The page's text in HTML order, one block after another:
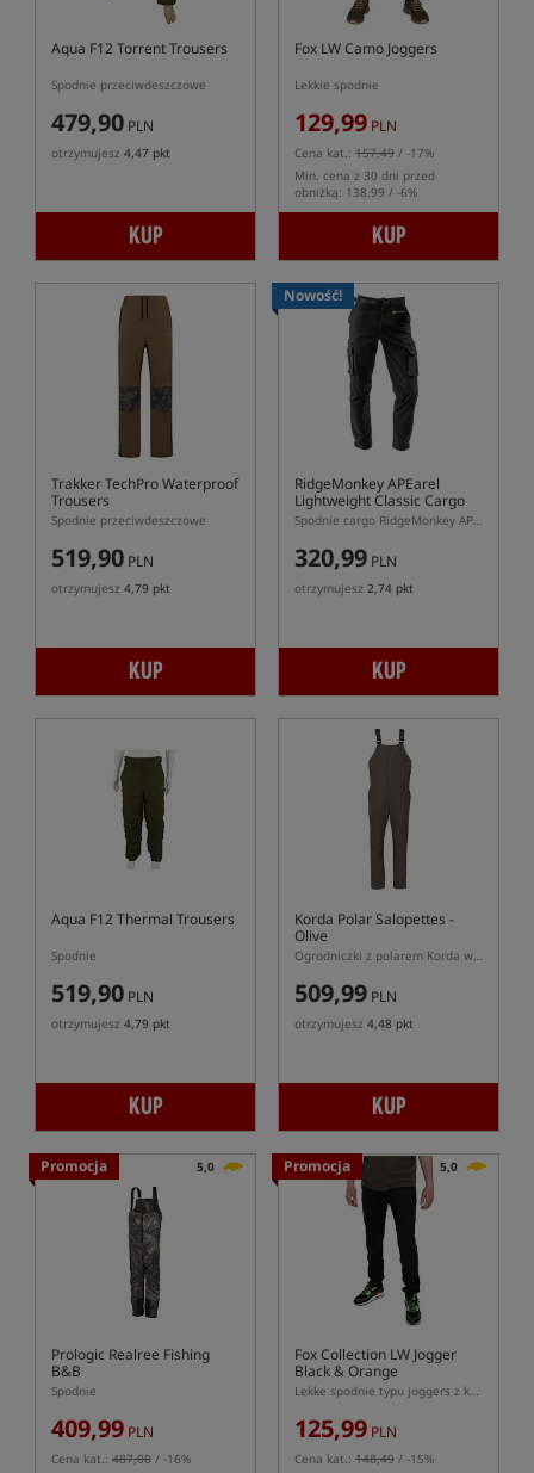
Aqua F12 Torrent Trousers
Spodnie przeciwdeszczowe
479,90 PLN
otrzymujesz 4,47 pkt
KUP
Fox LW Camo Joggers
Lekkie spodnie
129,99 PLN
Cena kat.: 157,49 / -17%
Min. cena z 30 dni przed
obniżką: 138.99 / -6%
KUP
Trakker TechPro Waterproof
Trousers
Spodnie przeciwdeszczowe
519,90 PLN
otrzymujesz 4,79 pkt
KUP
Nowość!
RidgeMonkey APEarel
Lightweight Classic Cargo
Trousers
Spodnie cargo RidgeMonkey APEarel Classic Lightweight
320,99 PLN
otrzymujesz 2,74 pkt
KUP
Aqua F12 Thermal Trousers
Spodnie
519,90 PLN
otrzymujesz 4,79 pkt
KUP
Korda Polar Salopettes -
Olive
Ogrodniczki z polarem Korda w kolorze oliwkowym
509,99 PLN
otrzymujesz 4,48 pkt
KUP
Promocja 5,0
Prologic Realree Fishing
B&B
Spodnie
409,99 PLN
Cena kat.: 487,00 / -16%
Promocja 5,0
Fox Collection LW Jogger
Black & Orange
Lekke spodnie typu joggers z kolekcji Fox Black & Orange
125,99 PLN
Cena kat.: 148,49 / -15%